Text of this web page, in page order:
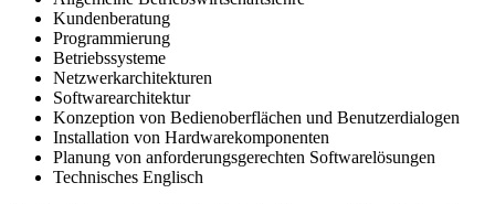
Kundenberatung
Programmierung
Betriebssysteme
Netzwerkarchitekturen
Softwarearchitektur
Konzeption von Bedienoberflächen und Benutzerdialogen
Installation von Hardwarekomponenten
Planung von anforderungsgerechten Softwarelösungen
Technisches Englisch